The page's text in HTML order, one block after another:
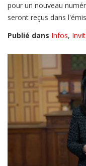
pour un nouveau
seront reçus dans
Publié dans Infos,